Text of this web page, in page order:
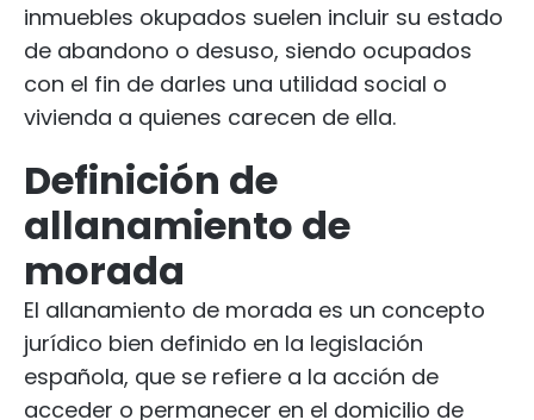
inmuebles okupados suelen incluir su estado
de abandono o desuso, siendo ocupados
con el fin de darles una utilidad social o
vivienda a quienes carecen de ella.
Definición de
allanamiento de
morada
El allanamiento de morada es un concepto
jurídico bien definido en la legislación
española, que se refiere a la acción de
acceder o permanecer en el domicilio de